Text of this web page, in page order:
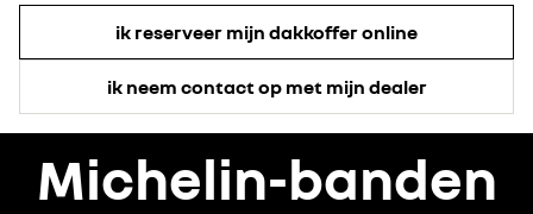
ik reserveer mijn dakkoffer online
ik neem contact op met mijn dealer
Michelin-banden